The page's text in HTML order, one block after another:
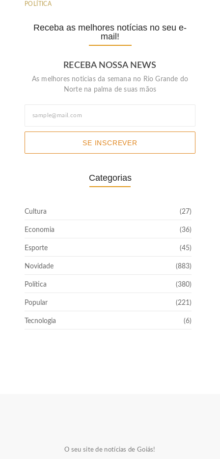
POLÍTICA
Receba as melhores notícias no seu e-
mail!
RECEBA NOSSA NEWS
As melhores noticias da semana no Rio Grande do
Norte na palma de suas mãos
SE INSCREVER
Categorias
Cultura (27)
Economia (36)
Esporte (45)
Novidade (883)
Política (380)
Popular (221)
Tecnologia (6)
O seu site de notícias de Goiás!